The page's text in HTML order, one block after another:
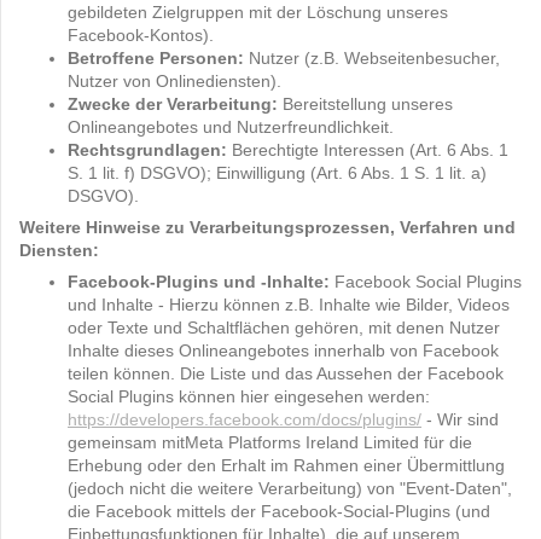
gebildeten Zielgruppen mit der Löschung unseres
Facebook-Kontos).
Betroffene Personen: Nutzer (z.B. Webseitenbesucher,
Nutzer von Onlinediensten).
Zwecke der Verarbeitung: Bereitstellung unseres
Onlineangebotes und Nutzerfreundlichkeit.
Rechtsgrundlagen: Berechtigte Interessen (Art. 6 Abs. 1
S. 1 lit. f) DSGVO); Einwilligung (Art. 6 Abs. 1 S. 1 lit. a)
DSGVO).
Weitere Hinweise zu Verarbeitungsprozessen, Verfahren und
Diensten:
Facebook-Plugins und -Inhalte: Facebook Social Plugins
und Inhalte - Hierzu können z.B. Inhalte wie Bilder, Videos
oder Texte und Schaltflächen gehören, mit denen Nutzer
Inhalte dieses Onlineangebotes innerhalb von Facebook
teilen können. Die Liste und das Aussehen der Facebook
Social Plugins können hier eingesehen werden:
https://developers.facebook.com/docs/plugins/ - Wir sind
gemeinsam mitMeta Platforms Ireland Limited für die
Erhebung oder den Erhalt im Rahmen einer Übermittlung
(jedoch nicht die weitere Verarbeitung) von "Event-Daten",
die Facebook mittels der Facebook-Social-Plugins (und
Einbettungsfunktionen für Inhalte), die auf unserem